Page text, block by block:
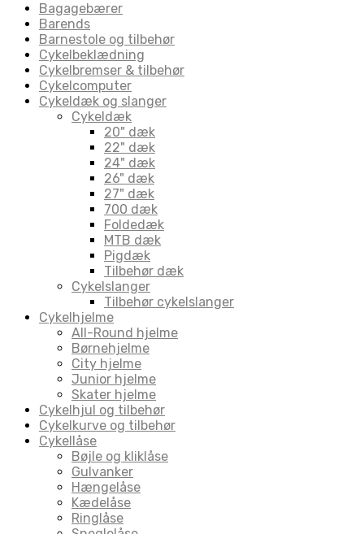
Bagagebærer
Barends
Barnestole og tilbehør
Cykelbeklædning
Cykelbremser & tilbehør
Cykelcomputer
Cykeldæk og slanger
Cykeldæk
20" dæk
22" dæk
24" dæk
26" dæk
27" dæk
700 dæk
Foldedæk
MTB dæk
Pigdæk
Tilbehør dæk
Cykelslanger
Tilbehør cykelslanger
Cykelhjelme
All-Round hjelme
Børnehjelme
City hjelme
Junior hjelme
Skater hjelme
Cykelhjul og tilbehør
Cykelkurve og tilbehør
Cykellåse
Bøjle og kliklåse
Gulvanker
Hængelåse
Kædelåse
Ringlåse